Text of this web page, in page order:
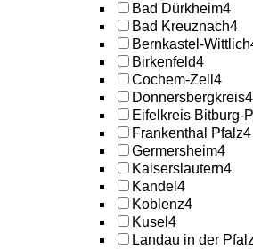
Bad Dürkheim4
Bad Kreuznach4
Bernkastel-Wittlich
Birkenfeld4
Cochem-Zell 4
Donnersbergkreis4
Eifelkreis Bitburg-
Frankenthal Pfalz4
Germersheim4
Kaiserslautern4
Kandel 4
Koblenz4
Kusel 4
Landau in der Pfalz